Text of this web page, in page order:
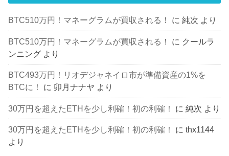
BTC510万円！マネーグラムが買収される！ に純次 より
BTC510万円！マネーグラムが買収される！ に クールラ
ンニング より
BTC493万円！リオデジャネイロ市が準備資産の1%を
BTCに！
に 卯月ナナヤ より
30万円を超えたETHを少し利確！初の利確！ に純次 より
30万円を超えたETHを少し利確！初の利確！ にthx1144
より